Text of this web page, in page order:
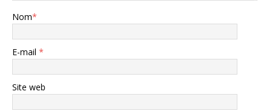
Nom*
E-mail *
Site web